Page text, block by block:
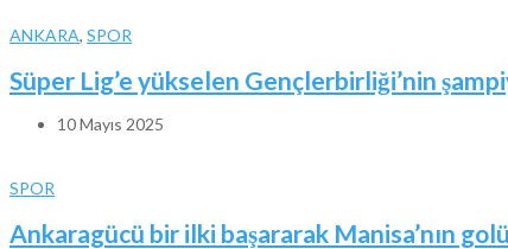
ANKARA, SPOR
Süper Lig’e yükselen Gençlerbirliği’nin
10 Mayıs 2025
SPOR
Ankaragücü bir ilki başararak Manisa’nın